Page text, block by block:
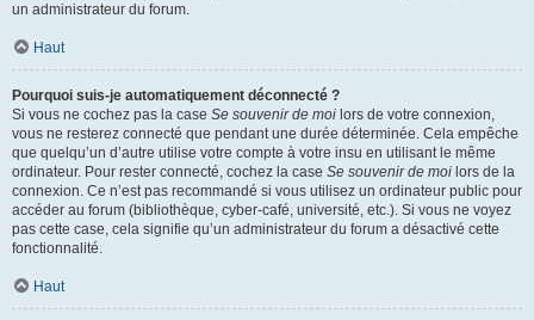
un administrateur du forum.
Haut
Pourquoi suis-je automatiquement déconnecté ?
Si vous ne cochez pas la case Se souvenir de moi lors de votre connexion,
vous ne resterez connecté que pendant une durée déterminée. Cela empêche
que quelqu’un d’autre utilise votre compte à votre insu en utilisant le même
ordinateur. Pour rester connecté, cochez la case Se souvenir de moi lors de la
connexion. Ce n’est pas recommandé si vous utilisez un ordinateur public pour
accéder au forum (bibliothèque, cyber-café, université, etc.). Si vous ne voyez
pas cette case, cela signifie qu’un administrateur du forum a désactivé cette
fonctionnalité.
Haut